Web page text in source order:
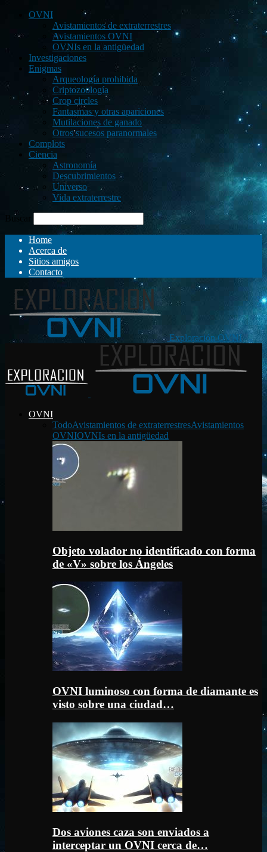
OVNI
Avistamientos de extraterrestres
Avistamientos OVNI
OVNIs en la antigüedad
Investigaciones
Enigmas
Arqueología prohibida
Criptozoología
Crop circles
Fantasmas y otras apariciones
Mutilaciones de ganado
Otros sucesos paranormales
Complots
Ciencia
Astronomía
Descubrimientos
Universo
Vida extraterrestre
Buscar
Home
Acerca de
Sitios amigos
Contacto
Exploración OVNI
OVNI
TodoAvistamientos de extraterrestresAvistamientos
OVNIOVNIs en la antigüedad
Objeto volador no identificado con forma
de «V» sobre los Ángeles
OVNI luminoso con forma de diamante es
visto sobre una ciudad…
Dos aviones caza son enviados a
interceptar un OVNI cerca de…